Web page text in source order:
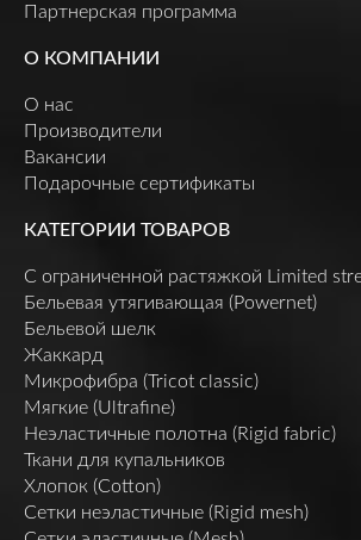
Партнерская программа
О КОМПАНИИ
О нас
Производители
Вакансии
Подарочные сертификаты
КАТЕГОРИИ ТОВАРОВ
C ограниченной растяжкой Limited
Бельевая утягивающая (Powernet)
Бельевой шелк
Жаккард
Микрофибра (Tricot classic)
Мягкие (Ultrafine)
Неэластичные полотна (Rigid fabric)
Ткани для купальников
Хлопок (Cotton)
Сетки неэластичные (Rigid mesh)